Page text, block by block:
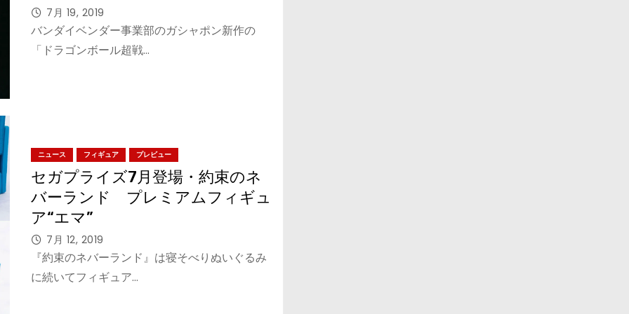
輝きと台座の工夫が面白いガシャ
ポンフィギュア
7月 19, 2019
バンダイベンダー事業部のガシャポン新作の
「ドラゴンボール超戦…
ニュース フィギュア プレビュー
セガプライズ7月登場・約束のネ
バーランド プレミアムフィギュ
ア“エマ”
7月 12, 2019
『約束のネバーランド』は寝そべりぬいぐるみ
に続いてフィギュア…